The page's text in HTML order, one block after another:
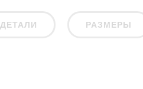
ДЕТАЛИ РАЗМЕРЫ